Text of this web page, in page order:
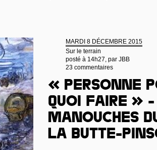
MARDI 8 DÉCEMBRE 2015
Sur le terrain
posté à 14h27, par JBB
23 commentaires
« Personne
quoi faire » -
manouches
la Butte-